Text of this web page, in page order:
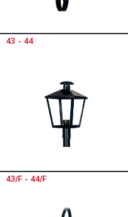
43 - 44
43/F - 44/F